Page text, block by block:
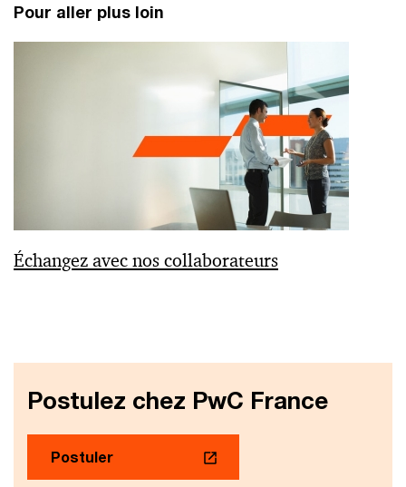
Pour aller plus loin
Échangez avec nos collaborateurs
Postulez chez PwC France
Postuler